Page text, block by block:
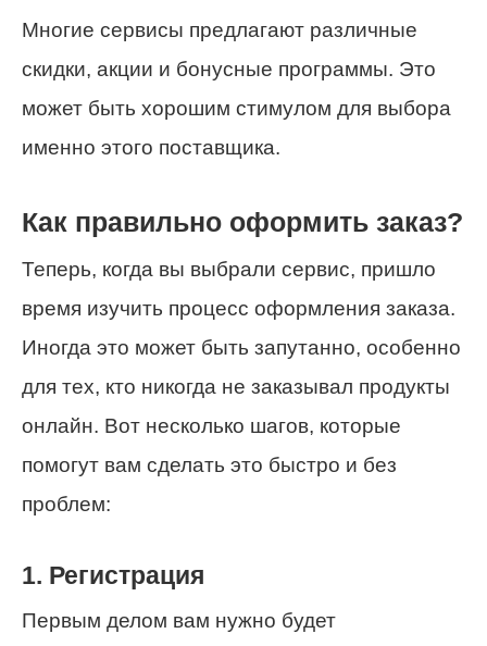
Многие сервисы предлагают различные
скидки, акции и бонусные программы. Это
может быть хорошим стимулом для выбора
именно этого поставщика.
Как правильно оформить заказ?
Теперь, когда вы выбрали сервис, пришло
время изучить процесс оформления заказа.
Иногда это может быть запутанно, особенно
для тех, кто никогда не заказывал продукты
онлайн. Вот несколько шагов, которые
помогут вам сделать это быстро и без
проблем:
1. Регистрация
Первым делом вам нужно будет